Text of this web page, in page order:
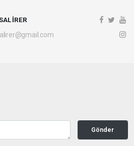
İRER
Gönder